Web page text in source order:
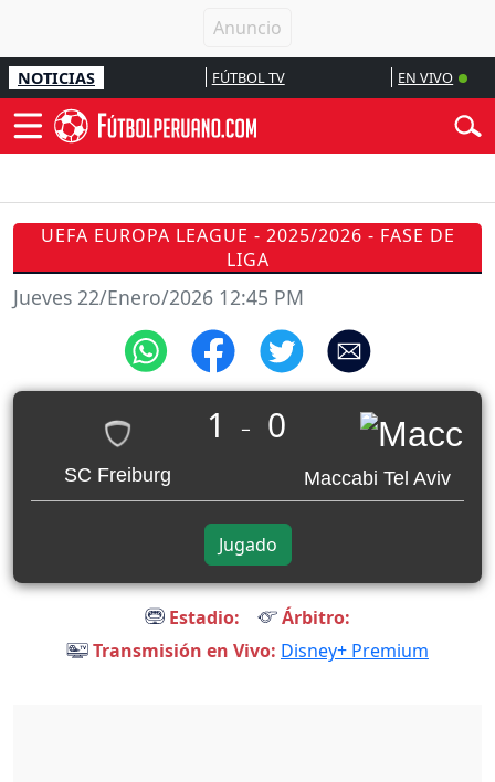
NOTICIAS FÚTBOL TV EN VIVO
UEFA EUROPA LEAGUE - 2025/2026 - FASE DE
LIGA
Jueves 22/Enero/2026 12:45 PM
SC Freiburg
1 _ 0
Maccabi Tel Aviv
Jugado
Estadio:
Árbitro:
Transmisión en Vivo: Disney+ Premium